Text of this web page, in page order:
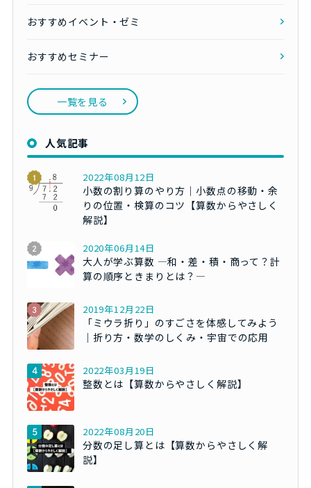
おすすめイベント・ゼミ
おすすめセミナー
一覧を見る
人気記事
2022年08月12日
小数の割り算のやり方｜小数点の移動・余
りの位置・検算のコツ【算数からやさしく
解説】
2020年06月14日
大人が学ぶ算数 ―和・差・積・商って？計
算の順序ときまりとは？―
2019年12月22日
「ミウラ折り」のすごさを体感してみよう
｜折り方・数学のしくみ・宇宙での応用
2022年03月19日
整数とは【算数からやさしく解説】
2022年08月20日
分数の足し算とは【算数からやさしく解
説】